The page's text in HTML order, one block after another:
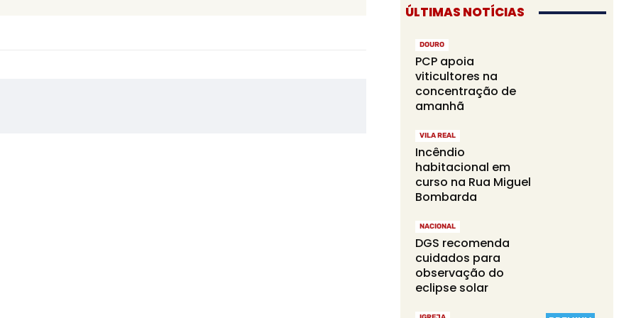
ÚLTIMAS NOTÍCIAS
DOURO
PCP apoia
viticultores na
concentração de
amanhã
VILA REAL
Incêndio
habitacional em
curso na Rua Miguel
Bombarda
NACIONAL
DGS recomenda
cuidados para
observação do
eclipse solar